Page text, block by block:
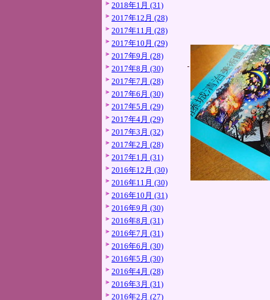
2018年1月 (31)
2017年12月 (28)
2017年11月 (28)
2017年10月 (29)
2017年9月 (28)
2017年8月 (30)
2017年7月 (28)
2017年6月 (30)
2017年5月 (29)
2017年4月 (29)
2017年3月 (32)
2017年2月 (28)
2017年1月 (31)
2016年12月 (30)
2016年11月 (30)
2016年10月 (31)
2016年9月 (30)
2016年8月 (31)
2016年7月 (31)
2016年6月 (30)
2016年5月 (30)
2016年4月 (28)
2016年3月 (31)
2016年2月 (27)